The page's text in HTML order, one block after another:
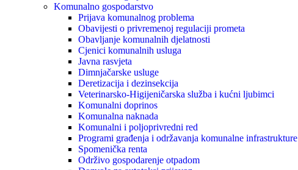
Komunalno gospodarstvo
Prijava komunalnog problema
Obavijesti o privremenoj regulaciji prometa
Obavljanje komunalnih djelatnosti
Cjenici komunalnih usluga
Javna rasvjeta
Dimnjačarske usluge
Deretizacija i dezinsekcija
Veterinarsko-Higijeničarska služba i kućni ljubimci
Komunalni doprinos
Komunalna naknada
Komunalni i poljoprivredni red
Programi građenja i održavanja komunalne infrastrukture
Spomenička renta
Održivo gospodarenje otpadom